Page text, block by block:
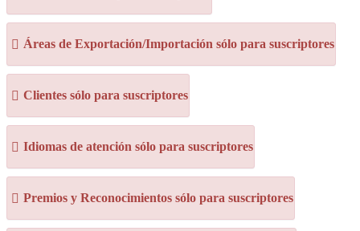
Áreas de Exportación/Importación sólo para suscriptores
Clientes sólo para suscriptores
Idiomas de atención sólo para suscriptores
Premios y Reconocimientos sólo para suscriptores